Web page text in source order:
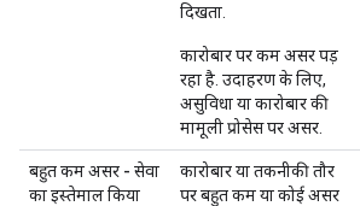
दिखता.
कारोबार पर कम असर पड़
रहा है. उदाहरण के लिए,
असुविधा या कारोबार की
मामूली प्रोसेस पर असर.
बहुत कम असर - सेवा
का इस्तेमाल किया
कारोबार या तकनीकी तौर
पर बहुत कम या कोई असर